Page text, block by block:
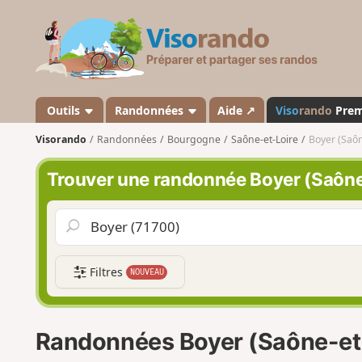
s
a
n
d
o
Outils Randonnées Aide ↗ Visorando
Visorando Randonnées Bourgogne Saône-et-Loire Boyer
Trouver une randonnée Boyer
Filtres NOUVEAU
Randonnées Boyer (Saône-